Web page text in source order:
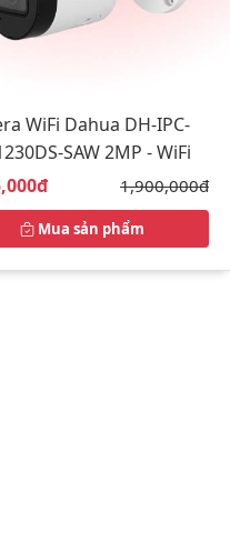
WiFi Dahua DH-IPC-
SAW 2MP - WiFi
Giá gốc:
1,900,000đ
Mua sản phẩm